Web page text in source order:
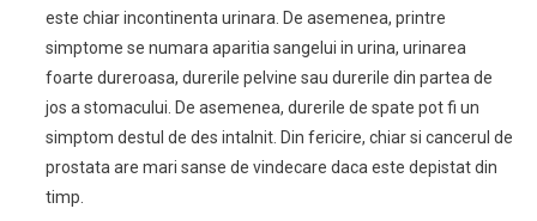
este chiar incontinenta urinara. De asemenea, printre
simptome se numara aparitia sangelui in urina, urinarea
foarte dureroasa, durerile pelvine sau durerile din partea de
jos a stomacului. De asemenea, durerile de spate pot fi un
simptom destul de des intalnit. Din fericire, chiar si cancerul de
prostata are mari sanse de vindecare daca este depistat din
timp.